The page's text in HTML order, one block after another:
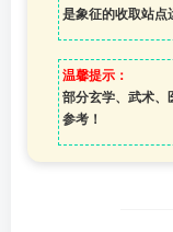
是象征的收取站点
温馨提示：
部分玄学、武术、
参考！